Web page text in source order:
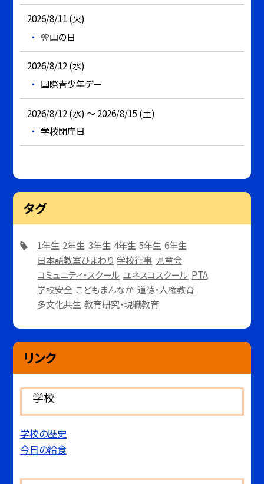
2026/8/11 (火)
🎌山の日
2026/8/12 (水)
国際青少年デー
2026/8/12 (水) ～ 2026/8/15 (土)
学校閉庁日
タグ
1年生 2年生 3年生 4年生 5年生 6年生
日本語教室ひまわり 学校行事 児童会
コミュニティ・スクール ユネスコスクール PTA
学校安全 こどもまんなか 道徳・人権教育
多文化共生 教育研究・現職教育
リンク
学校
学校の歴史
今日の給食